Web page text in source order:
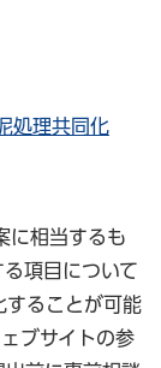
処理共同化
に相当するも
項目について
することが可能
ブサイトの参